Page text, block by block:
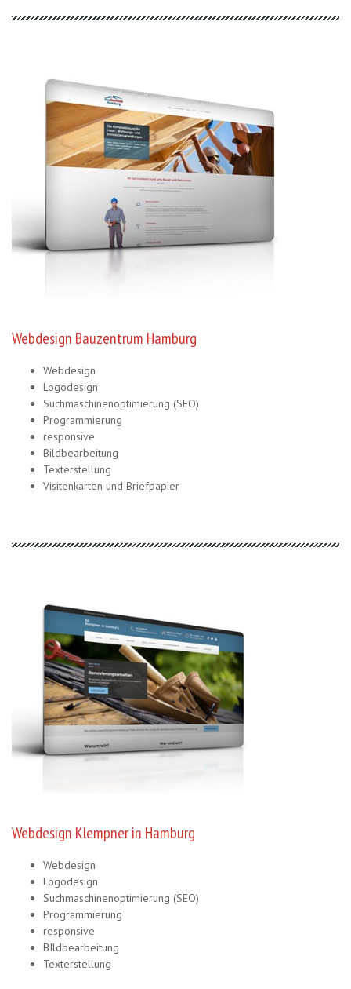
Webdesign Bauzentrum Hamburg
Webdesign
Logodesign
Suchmaschinenoptimierung (SEO)
Programmierung
responsive
Bildbearbeitung
Texterstellung
Visitenkarten und Briefpapier
Webdesign Klempner in Hamburg
Webdesign
Logodesign
Suchmaschinenoptimierung (SEO)
Programmierung
responsive
BIldbearbeitung
Texterstellung